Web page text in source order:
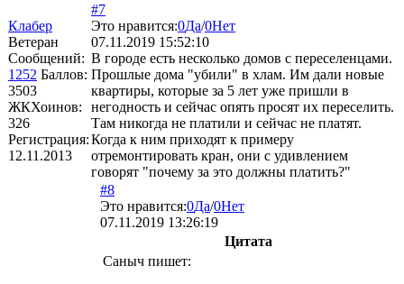
Клабер
Ветеран
Сообщений:
1252 Баллов:
3503
ЖКХоинов:
326
Регистрация:
12.11.2013
#7
Это нравится:0Да/0Нет
07.11.2019 15:52:10
В городе есть несколько домов с переселенцами.
Прошлые дома "убили" в хлам. Им дали новые
квартиры, которые за 5 лет уже пришли в
негодность и сейчас опять просят их переселить.
Там никогда не платили и сейчас не платят.
Когда к ним приходят к примеру
отремонтировать кран, они с удивлением
говорят "почему за это должны платить?"
#8
Это нравится:0Да/0Нет
07.11.2019 13:26:19
Цитата
Саныч пишет: